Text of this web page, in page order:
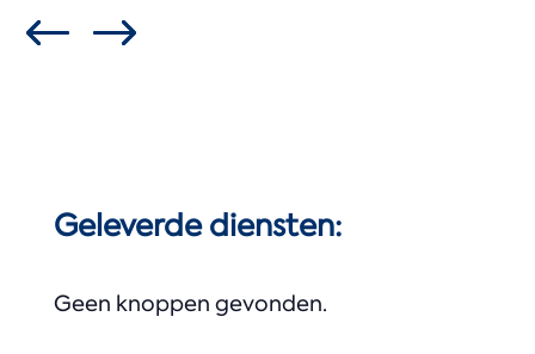
Geleverde diensten:
Geen knoppen gevonden.